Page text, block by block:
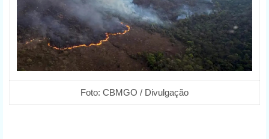
Foto: CBMGO / Divulgação